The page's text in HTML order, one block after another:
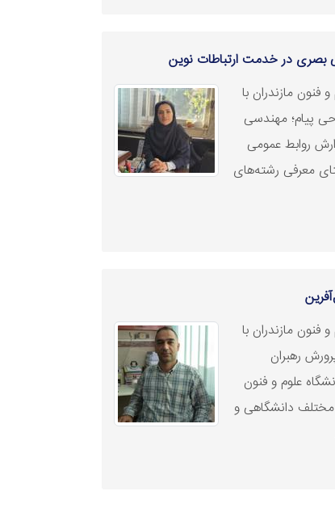
بصری در خدمت ارتباطات نوین
مازندران با
پیام؛ مهندسی
روابط عمومی
معرفی رشته‌های
مازندران با
رهبران
علوم و فنون
مختلف دانشگاهی و